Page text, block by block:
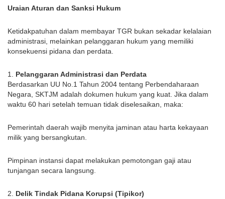
Uraian Aturan dan Sanksi Hukum
Ketidakpatuhan dalam membayar TGR bukan sekadar kelalaian
administrasi, melainkan pelanggaran hukum yang memiliki
konsekuensi pidana dan perdata.
1. Pelanggaran Administrasi dan Perdata
Berdasarkan UU No.1 Tahun 2004 tentang Perbendaharaan
Negara, SKTJM adalah dokumen hukum yang kuat. Jika dalam
waktu 60 hari setelah temuan tidak diselesaikan, maka:
Pemerintah daerah wajib menyita jaminan atau harta kekayaan
milik yang bersangkutan.
Pimpinan instansi dapat melakukan pemotongan gaji atau
tunjangan secara langsung.
2. Delik Tindak Pidana Korupsi (Tipikor)